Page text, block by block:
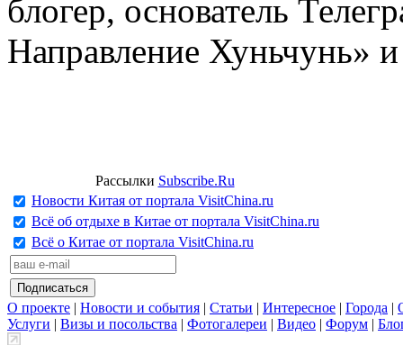
блогер, основатель
Направление Хуньчунь»
Рассылки Subscribe.Ru
Новости Китая от портала VisitChina.ru
Всё об отдыхе в Китае от портала VisitChina.ru
Всё о Китае от портала VisitChina.ru
О проекте | Новости и события | Статьи | Интересное | Города |
Услуги | Визы и посольства | Фотогалереи | Видео | Форум |